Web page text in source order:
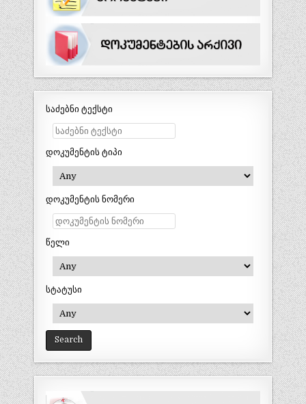
საძებნი ტექსტი
დოკუმენტის ტიპი
დოკუმენტის ნომერი
წელი
სტატუსი